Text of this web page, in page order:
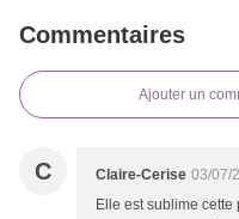
Commentaires
Ajouter un
C Claire-Cerise 03/07/
Elle est sublime